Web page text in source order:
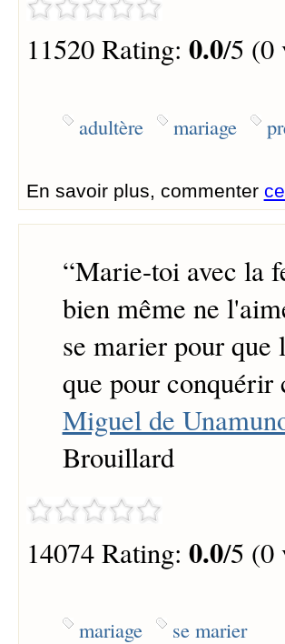
11520 Rating: 0.0/5 (0
adultère mariage
En savoir plus, commenter
“Marie-toi avec la
bien même ne
se marier pour que
que pour conquérir
Miguel de
Brouillard
14074 Rating: 0.0/5 (0
mariage se marier